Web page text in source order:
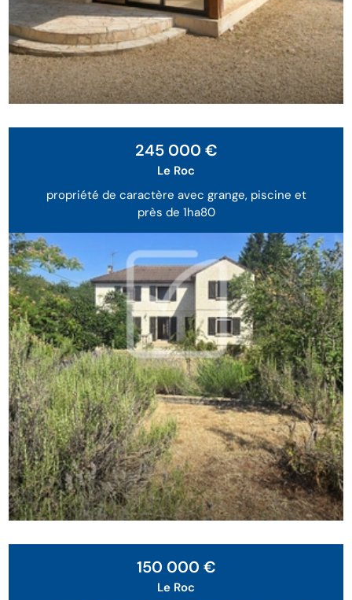
propriété de caractère avec grange, piscine et
près de 1ha80
245 000 €
Le Roc
150 000 €
Le Roc